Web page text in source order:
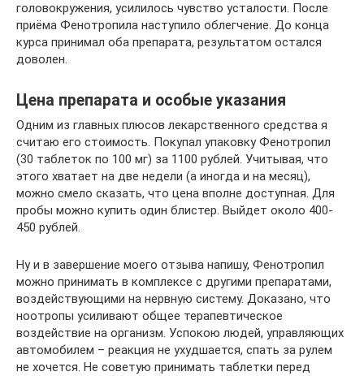
головокружения, усилилось чувство усталости. После
приёма Фенотропила наступило облегчение. До конца
курса принимал оба препарата, результатом остался
доволен.
Цена препарата и особые указания
Одним из главных плюсов лекарственного средства я
считаю его стоимость. Покупал упаковку Фенотропил
(30 таблеток по 100 мг) за 1100 рублей. Учитывая, что
этого хватает на две недели (а иногда и на месяц),
можно смело сказать, что цена вполне доступная. Для
пробы можно купить один блистер. Выйдет около 400-
450 рублей.
Ну и в завершение моего отзыва напишу, Фенотропил
можно принимать в комплексе с другими препаратами,
воздействующими на нервную систему. Доказано, что
ноотропы усиливают общее терапевтическое
воздействие на организм. Успокою людей, управляющих
автомобилем – реакция не ухудшается, спать за рулем
не хочется. Не советую принимать таблетки перед